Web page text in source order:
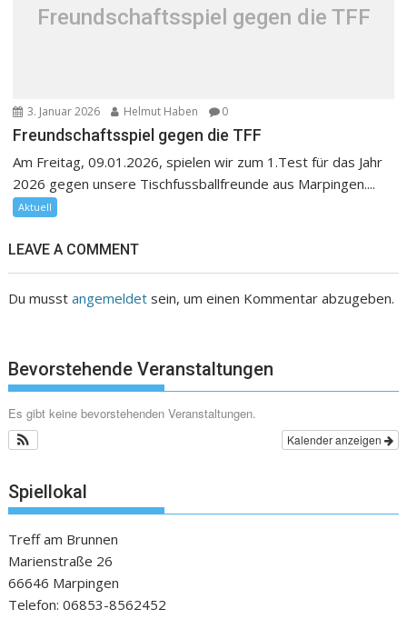
Freundschaftsspiel gegen die TFF
3. Januar 2026 Helmut Haben 0
Freundschaftsspiel gegen die TFF
Am Freitag, 09.01.2026, spielen wir zum 1.Test für das Jahr
2026 gegen unsere Tischfussballfreunde aus Marpingen....
Aktuell
LEAVE A COMMENT
Du musstangemeldet sein, um einen Kommentar abzugeben.
Bevorstehende Veranstaltungen
Es gibt keine bevorstehenden Veranstaltungen.
Kalender anzeigen
Spiellokal
Treff am Brunnen
Marienstraße 26
66646 Marpingen
Telefon: 06853-8562452